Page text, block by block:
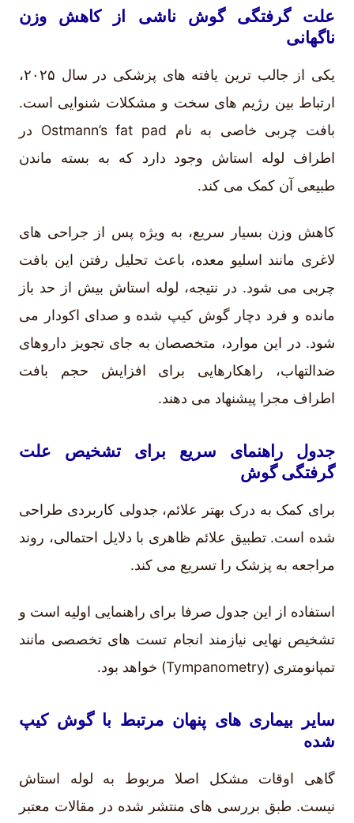
علت گرفتگی گوش ناشی از کاهش وزن
ناگهانی
یکی از جالب ترین یافته های پزشکی در سال ۲۰۲۵،
ارتباط بین رژیم های سخت و مشکلات شنوایی است.
بافت چربی خاصی به نام Ostmann’s fat pad در
اطراف لوله استاش وجود دارد که به بسته ماندن
طبیعی آن کمک می کند.
کاهش وزن بسیار سریع، به ویژه پس از جراحی های
لاغری مانند اسلیو معده، باعث تحلیل رفتن این بافت
چربی می شود. در نتیجه، لوله استاش بیش از حد باز
مانده و فرد دچار گوش کیپ شده و صدای اکودار می
شود. در این موارد، متخصصان به جای تجویز داروهای
ضدالتهاب، راهکارهایی برای افزایش حجم بافت
اطراف مجرا پیشنهاد می دهند.
جدول راهنمای سریع برای تشخیص علت
گرفتگی گوش
برای کمک به درک بهتر علائم، جدولی کاربردی طراحی
شده است. تطبیق علائم ظاهری با دلایل احتمالی، روند
مراجعه به پزشک را تسریع می کند.
استفاده از این جدول صرفا برای راهنمایی اولیه است و
تشخیص نهایی نیازمند انجام تست های تخصصی مانند
تمپانومتری (Tympanometry) خواهد بود.
سایر بیماری های پنهان مرتبط با گوش کیپ
شده
گاهی اوقات مشکل اصلا مربوط به لوله استاش
نیست. طبق بررسی های منتشر شده در مقالات معتبر